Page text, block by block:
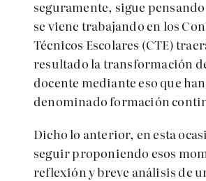
seguramente, sigue
se viene trabajando en los
Técnicos Escolares (CTE)
resultado la transformación
docente mediante eso que han
denominado formación
Dicho lo anterior, en esta
seguir proponiendo esos
reflexión y breve análisis de